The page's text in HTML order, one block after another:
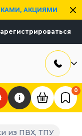
АКЦИЯМИ
0
из ПВХ, ТПУ